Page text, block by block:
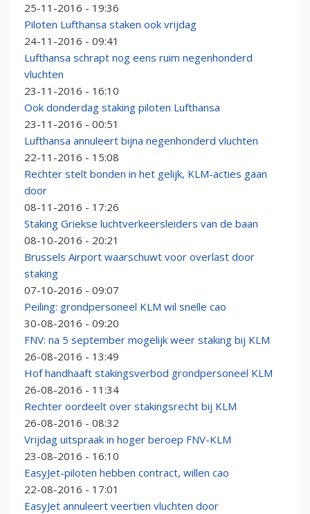
25-11-2016 - 19:36
Piloten Lufthansa staken ook vrijdag
24-11-2016 - 09:41
Lufthansa schrapt nog eens ruim negenhonderd
vluchten
23-11-2016 - 16:10
Ook donderdag staking piloten Lufthansa
23-11-2016 - 00:51
Lufthansa annuleert bijna negenhonderd vluchten
22-11-2016 - 15:08
Rechter stelt bonden in het gelijk, KLM-acties gaan
door
08-11-2016 - 17:26
Staking Griekse luchtverkeersleiders van de baan
08-10-2016 - 20:21
Brussels Airport waarschuwt voor overlast door
staking
07-10-2016 - 09:07
Peiling: grondpersoneel KLM wil snelle cao
30-08-2016 - 09:20
FNV: na 5 september mogelijk weer staking bij KLM
26-08-2016 - 13:49
Hof handhaaft stakingsverbod grondpersoneel KLM
26-08-2016 - 11:34
Rechter oordeelt over stakingsrecht bij KLM
26-08-2016 - 08:32
Vrijdag uitspraak in hoger beroep FNV-KLM
23-08-2016 - 16:10
EasyJet-piloten hebben contract, willen cao
22-08-2016 - 17:01
EasyJet annuleert veertien vluchten door